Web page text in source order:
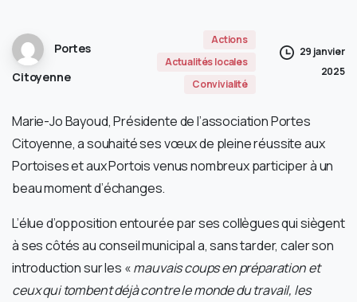
Portes
Citoyenne
Actions
Actualités locales
Convivialité
29 janvier
2025
Marie-Jo Bayoud, Présidente de l’association Portes
Citoyenne, a souhaité ses vœux de pleine réussite aux
Portoises et aux Portois venus nombreux participer à un
beau moment d’échanges.
L’élue d’opposition entourée par ses collègues qui siègent
à ses côtés au conseil municipal a, sans tarder, caler son
introduction sur les «mauvais coups en préparation et
ceux qui tombent déjà contre le monde du travail, les